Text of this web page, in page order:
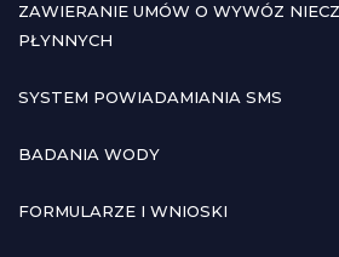
ZAWIERANIE UMÓW O WYWÓZ
PŁYNNYCH
SYSTEM POWIADAMIANIA SMS
BADANIA WODY
FORMULARZE I WNIOSKI